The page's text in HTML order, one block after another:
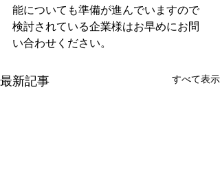
能についても準備が進んでいますので
検討されている企業様はお早めにお問
い合わせください。
最新記事 すべて表示